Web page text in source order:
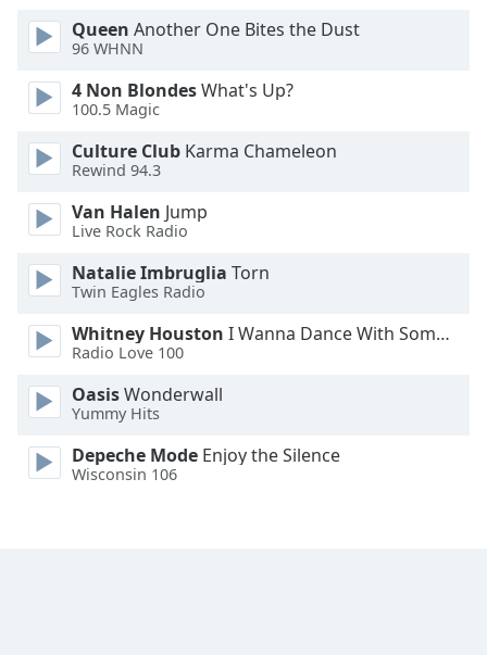
Opacity
Font
Size
Text
Edge
Style
Font
Dialog
End
Queen Another One Bites the Dust
96 WHNN
4 Non BlondesWhat's Up?
100.5 Magic
Culture Club Karma Chameleon
Rewind 94.3
Van Halen Jump
Live Rock Radio
Natalie Imbruglia Torn
Twin Eagles Radio
Whitney Houston I Wanna Dance With Somebody
Radio Love 100
OasisWonderwall
Yummy Hits
Depeche Mode Enjoy the Silence
Wisconsin 106